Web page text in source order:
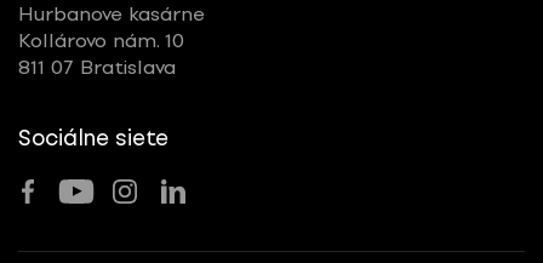
Hurbanove kasárne
Kollárovo nám. 10
811 07 Bratislava
Sociálne siete